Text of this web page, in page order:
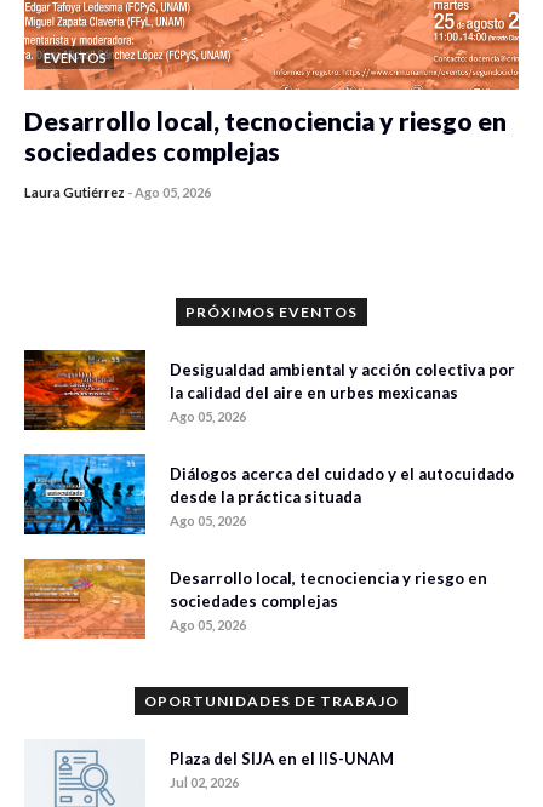
EVENTOS
Desarrollo local, tecnociencia y riesgo en
sociedades complejas
Laura Gutiérrez -Ago 05, 2026
PRÓXIMOS EVENTOS
Desigualdad ambiental y acción colectiva por
la calidad del aire en urbes mexicanas
Ago 05, 2026
Diálogos acerca del cuidado y el autocuidado
desde la práctica situada
Ago 05, 2026
Desarrollo local, tecnociencia y riesgo en
sociedades complejas
Ago 05, 2026
OPORTUNIDADES DE TRABAJO
Plaza del SIJA en el IIS-UNAM
Jul 02, 2026